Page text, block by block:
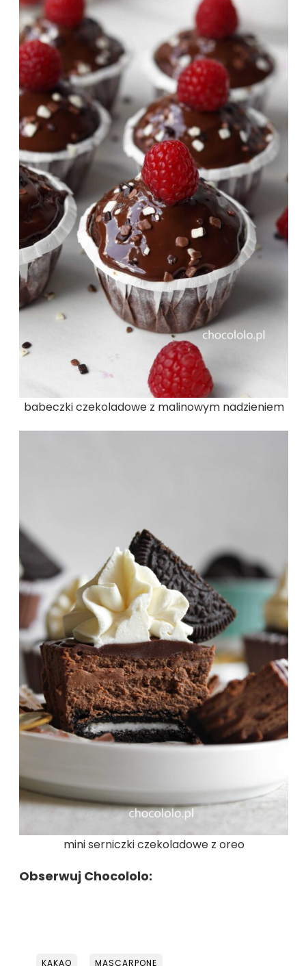
babeczki czekoladowe z malinowym nadzieniem
mini serniczki czekoladowe z oreo
Obserwuj Chocololo:
KAKAO MASCARPONE